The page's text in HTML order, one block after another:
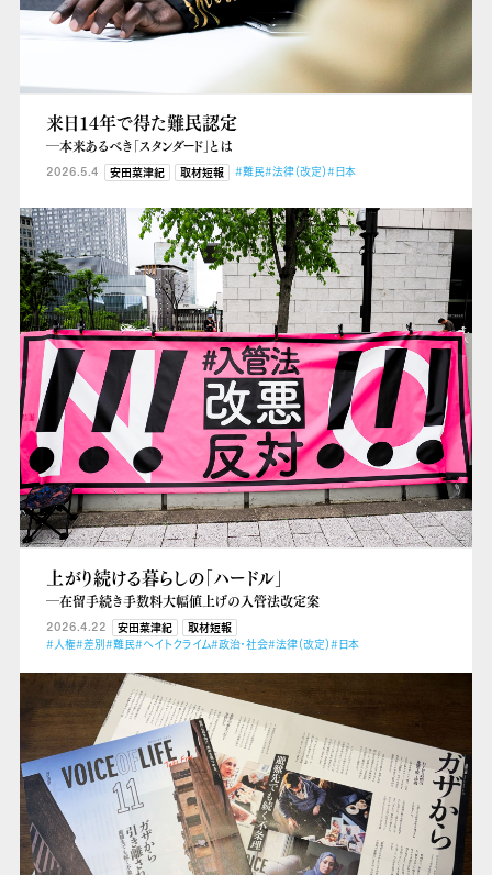
来日14年で得た難民認定
―本来あるべき「スタンダード」とは
2026.5.4 安田菜津紀 取材短報 #難民#法律（改定）#日本
上がり続ける暮らしの「ハードル」
―在留手続き手数料大幅値上げの入管法改定案
2026.4.22 安田菜津紀
取材短報
#人権#差別#難民#ヘイトクライム#政治・社会#法律（改定）#日本